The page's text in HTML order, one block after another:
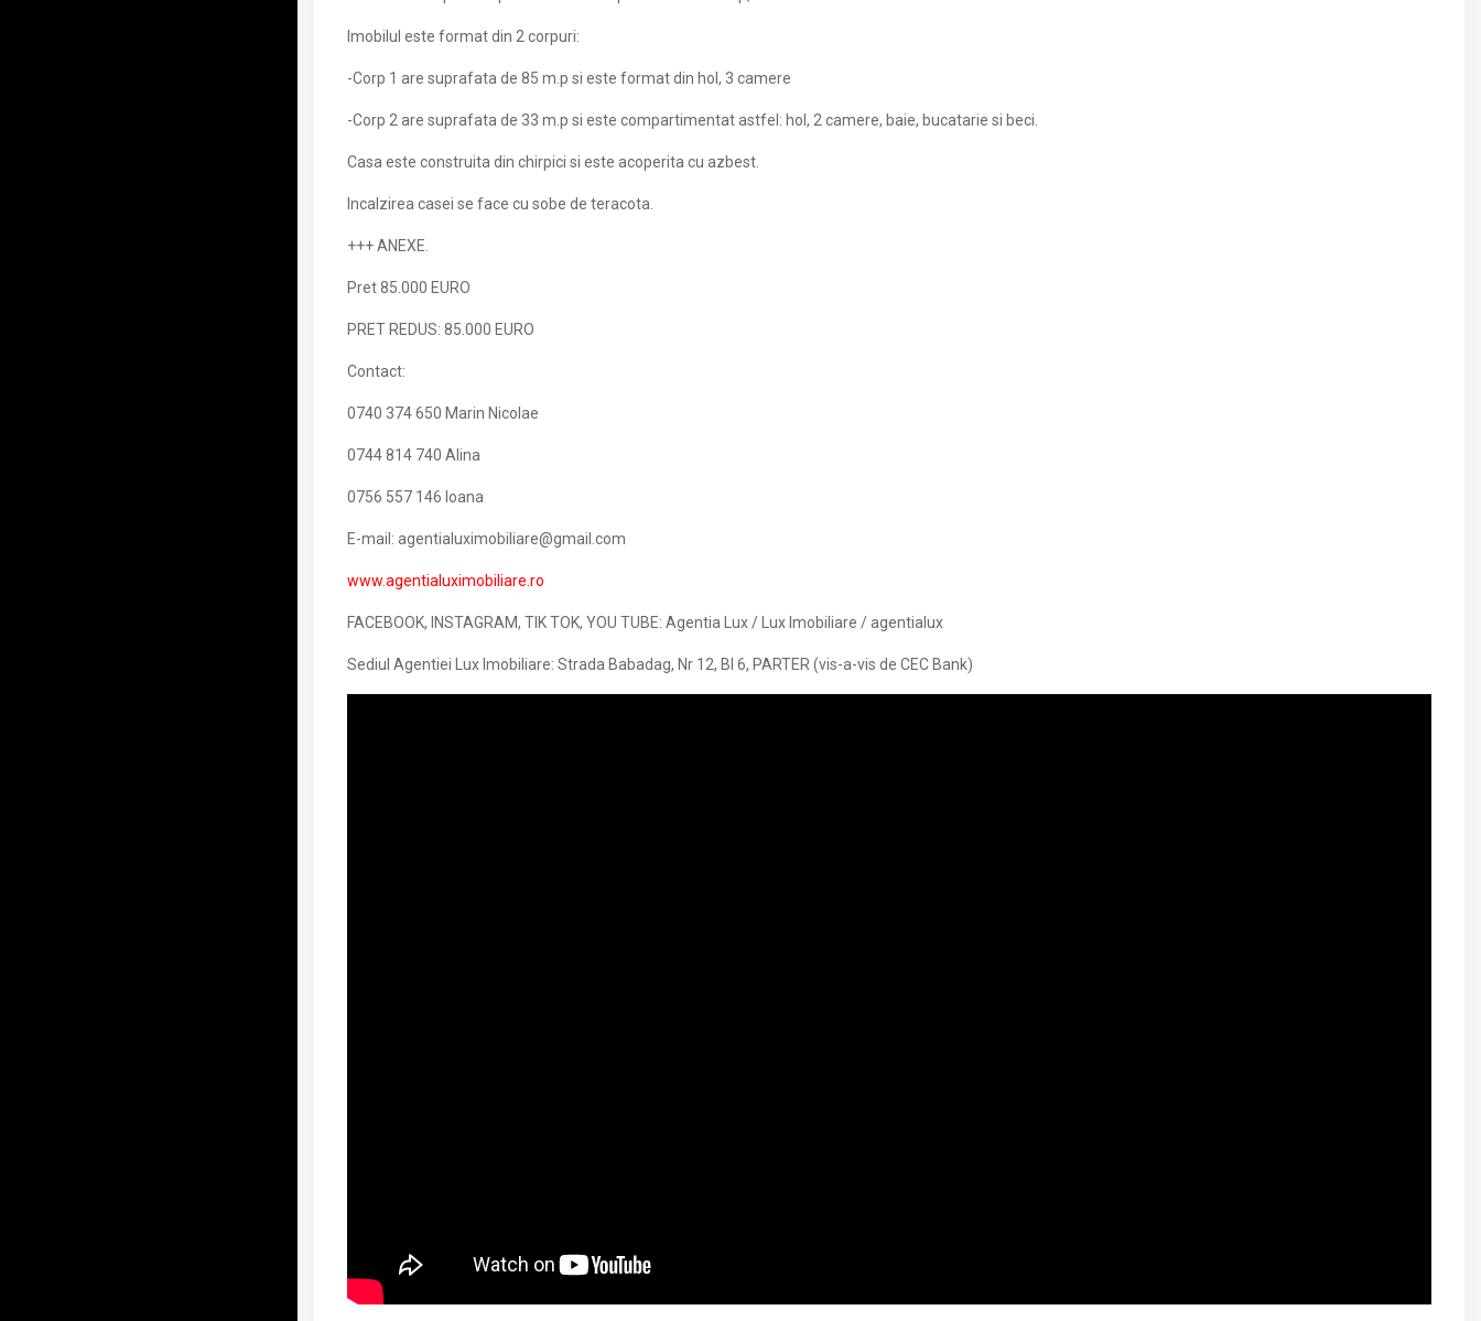
Imobilul este format din 2 corpuri:
-Corp 1 are suprafata de 85 m.p si este format din hol, 3 camere
-Corp 2 are suprafata de 33 m.p si este compartimentat astfel: hol, 2 camere, baie, bucatarie si beci.
Casa este construita din chirpici si este acoperita cu azbest.
Incalzirea casei se face cu sobe de teracota.
+++ ANEXE.
Pret 85.000 EURO
PRET REDUS: 85.000 EURO
Contact:
0740 374 650 Marin Nicolae
0744 814 740 Alina
0756 557 146 Ioana
E-mail: agentialuximobiliare@gmail.com
www.agentialuximobiliare.ro
FACEBOOK, INSTAGRAM, TIK TOK, YOU TUBE: Agentia Lux / Lux Imobiliare / agentialux
Sediul Agentiei Lux Imobiliare: Strada Babadag, Nr 12, Bl 6, PARTER (vis-a-vis de CEC Bank)